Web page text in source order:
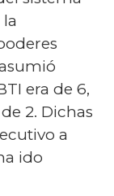
era de 6,
2. Dichas
a
ido